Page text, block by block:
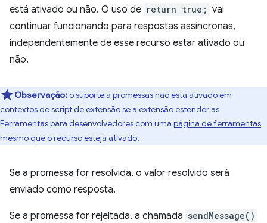
está ativado ou não. O uso de return true; vai
continuar funcionando para respostas assíncronas,
independentemente de esse recurso estar ativado ou
não.
Observação:o suporte a promessas não está ativado em
contextos de script de extensão se a extensão estender as
Ferramentas para desenvolvedores com uma página de ferramentas
mesmo que o recurso esteja ativado.
Se a promessa for resolvida, o valor resolvido será
enviado como resposta.
Se a promessa for rejeitada, a chamada sendMessage()